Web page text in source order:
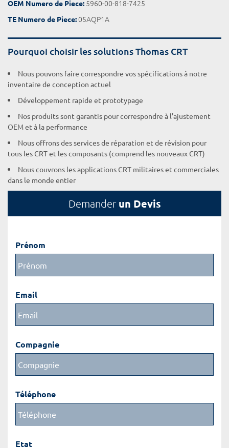
OEM Numero de Piece: 5960-00-818-7425
TE Numero de Piece:05AQP1A
Pourquoi choisir les solutions Thomas CRT
Nous pouvons faire correspondre vos spécifications à notre
inventaire de conception actuel
Développement rapide et prototypage
Nos produits sont garantis pour correspondre à l'ajustement
OEM et à la performance
Nous offrons des services de réparation et de révision pour
tous les CRT et les composants (comprend les nouveaux CRT)
Nous couvrons les applications CRT militaires et commerciales
dans le monde entier
Demander un Devis
Prénom
Email
Compagnie
Téléphone
Etat